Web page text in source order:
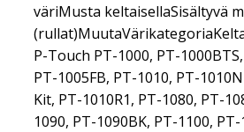
väriMusta keltaisellaSisältyvä
P-Touch PT-1000, PT-
PT-1005FB, PT-1010, PT-
Kit, PT-1010R1, PT-1080, PT-
1090, PT-1090BK, PT-1100,